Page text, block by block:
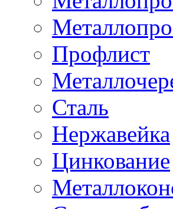
Профлист
Сталь
Нержавейка
Цинкование